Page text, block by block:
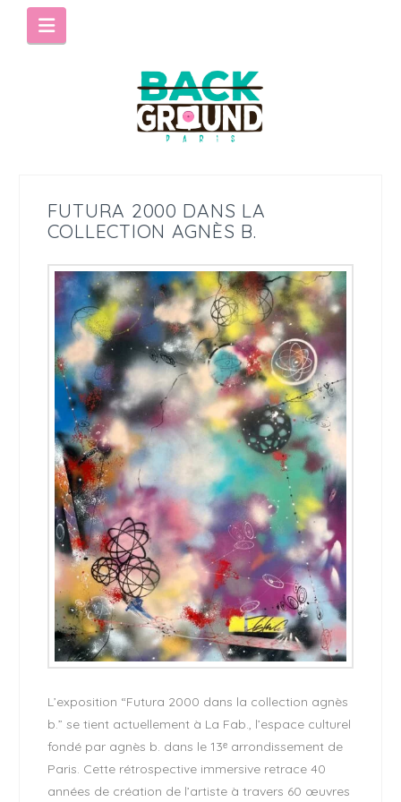
Navigation
FUTURA 2000 DANS LA
COLLECTION AGNÈS B.
L’exposition “Futura 2000 dans la collection agnès
b.” se tient actuellement à La Fab., l’espace culturel
fondé par agnès b. dans le 13ᵉ arrondissement de
Paris. Cette rétrospective immersive retrace 40
années de création de l’artiste à travers 60 œuvres